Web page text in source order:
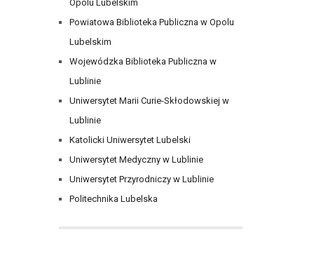
Opolu Lubelskim
Powiatowa Biblioteka Publiczna w Opolu
Lubelskim
Wojewódzka Biblioteka Publiczna w
Lublinie
Uniwersytet Marii Curie-Skłodowskiej w
Lublinie
Katolicki Uniwersytet Lubelski
Uniwersytet Medyczny w Lublinie
Uniwersytet Przyrodniczy w Lublinie
Politechnika Lubelska